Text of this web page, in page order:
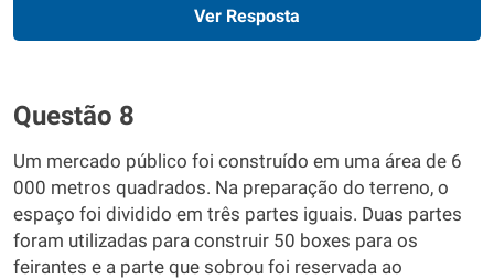
Ver Resposta
Questão 8
Um mercado público foi construído em uma área de 6
000 metros quadrados. Na preparação do terreno, o
espaço foi dividido em três partes iguais. Duas partes
foram utilizadas para construir 50 boxes para os
feirantes e a parte que sobrou foi reservada ao